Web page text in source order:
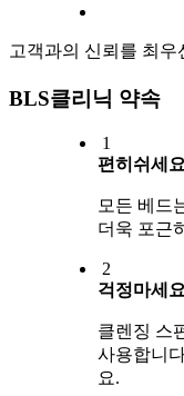
고객과의 신뢰를 최우
BLS클리닉 약속
1
편히쉬세요
모든 베드
더욱 포근
2
걱정마세요
클렌징 스
사용합니
요.